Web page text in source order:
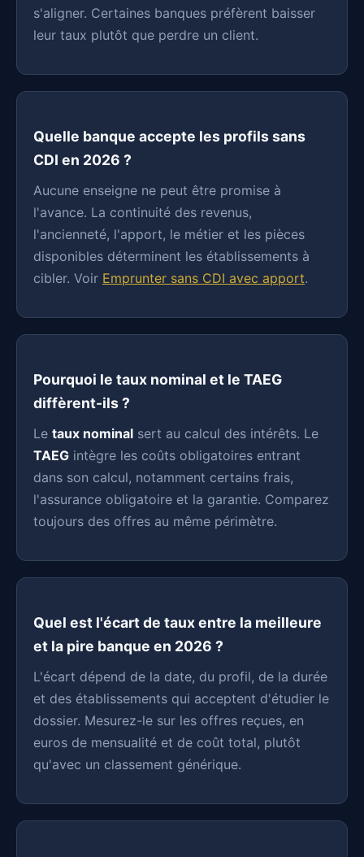
s'aligner. Certaines banques préfèrent baisser
leur taux plutôt que perdre un client.
Quelle banque accepte les profils sans
CDI en 2026 ?
Aucune enseigne ne peut être promise à
l'avance. La continuité des revenus,
l'ancienneté, l'apport, le métier et les pièces
disponibles déterminent les établissements à
cibler. Voir Emprunter sans CDI avec apport.
Pourquoi le taux nominal et le TAEG
diffèrent-ils ?
Le taux nominal sert au calcul des intérêts. Le
TAEG intègre les coûts obligatoires entrant
dans son calcul, notamment certains frais,
l'assurance obligatoire et la garantie. Comparez
toujours des offres au même périmètre.
Quel est l'écart de taux entre la meilleure
et la pire banque en 2026 ?
L'écart dépend de la date, du profil, de la durée
et des établissements qui acceptent d'étudier le
dossier. Mesurez-le sur les offres reçues, en
euros de mensualité et de coût total, plutôt
qu'avec un classement générique.